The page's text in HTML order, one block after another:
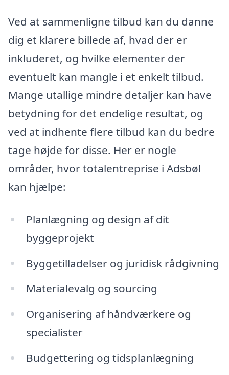
Ved at sammenligne tilbud kan du danne
dig et klarere billede af, hvad der er
inkluderet, og hvilke elementer der
eventuelt kan mangle i et enkelt tilbud.
Mange utallige mindre detaljer kan have
betydning for det endelige resultat, og
ved at indhente flere tilbud kan du bedre
tage højde for disse. Her er nogle
områder, hvor totalentreprise i Adsbøl
kan hjælpe:
Planlægning og design af dit
byggeprojekt
Byggetilladelser og juridisk rådgivning
Materialevalg og sourcing
Organisering af håndværkere og
specialister
Budgettering og tidsplanlægning